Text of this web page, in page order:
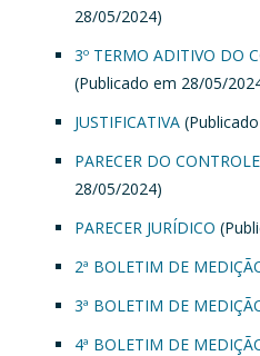
28/05/2024)
3º TERMO ADITIVO DO
(Publicado em 28/05/
JUSTIFICATIVA
PARECER DO
28/05/2024)
PARECER JURÍDICO
2ª BOLETIM DE
3ª BOLETIM DE
4ª BOLETIM DE